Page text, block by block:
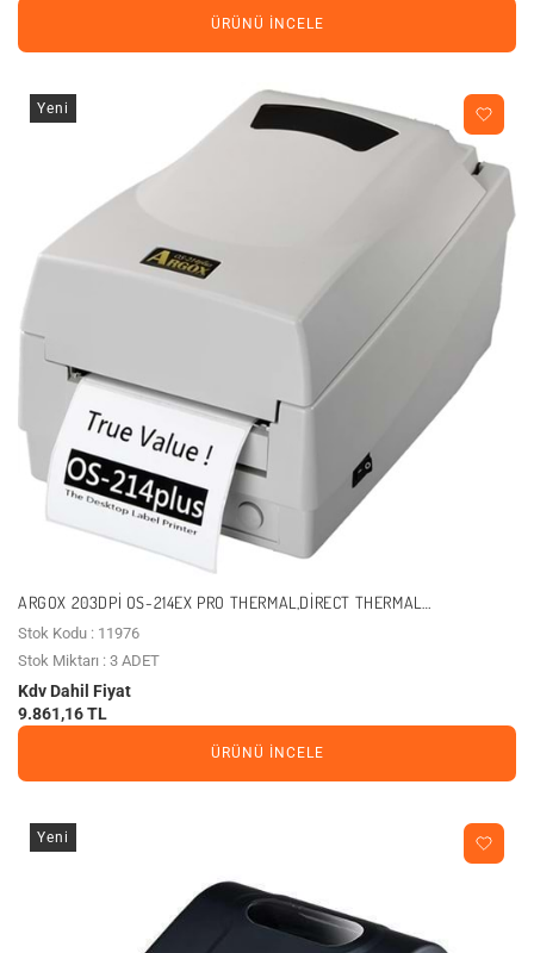
ÜRÜNÜ İNCELE
Yeni
ARGOX 203DPI OS-214EX PRO THERMAL,DIRECT THERMAL
USB,SERI,ETHERNET BARKOD YAZICI
Stok Kodu : 11976
Stok Miktarı : 3 ADET
Kdv Dahil Fiyat
9.861,16 TL
ÜRÜNÜ İNCELE
Yeni